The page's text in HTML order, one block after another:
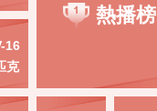
熱播榜
16
克